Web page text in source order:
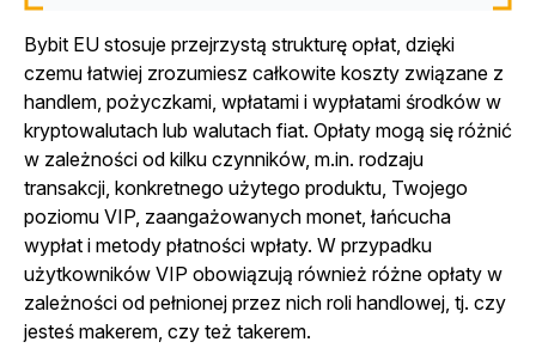
Bybit EU stosuje przejrzystą strukturę opłat, dzięki
czemu łatwiej zrozumiesz całkowite koszty związane z
handlem, pożyczkami, wpłatami i wypłatami środków w
kryptowalutach lub walutach fiat. Opłaty mogą się różnić
w zależności od kilku czynników, m.in. rodzaju
transakcji, konkretnego użytego produktu, Twojego
poziomu VIP, zaangażowanych monet, łańcucha
wypłat i metody płatności wpłaty. W przypadku
użytkowników VIP obowiązują również różne opłaty w
zależności od pełnionej przez nich roli handlowej, tj. czy
jesteś makerem, czy też takerem.